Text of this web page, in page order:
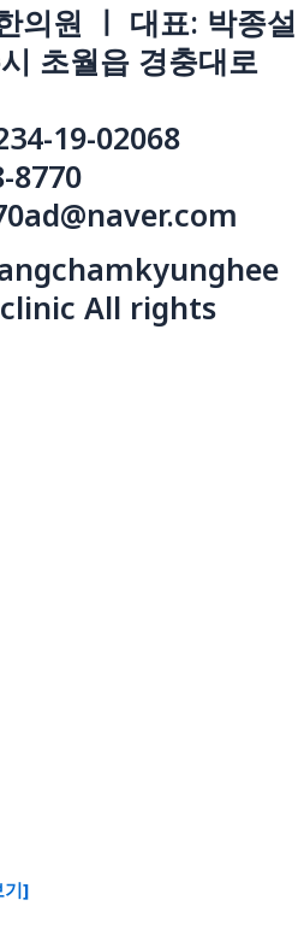
의원 ㅣ 대표: 박종설
초월읍 경충대로
19-02068
8770
All rights
기]